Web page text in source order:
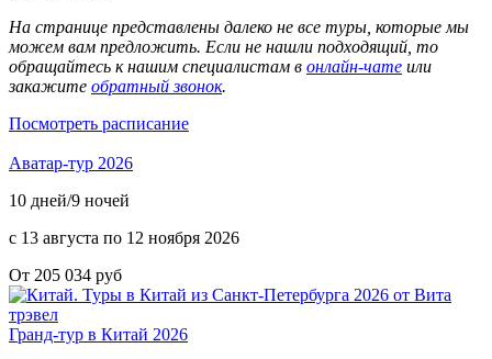
На странице представлены далеко не все туры, которые мы
можем вам предложить. Если не нашли подходящий, то
обращайтесь к нашим специалистам в онлайн-чате или
закажите обратный звонок.
Посмотреть расписание
Аватар-тур 2026
10 дней/9 ночей
с 13 августа по 12 ноября 2026
От 205 034 руб
Гранд-тур в Китай 2026